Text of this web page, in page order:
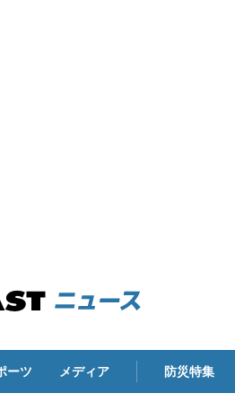
ーツ メディア 防災特集